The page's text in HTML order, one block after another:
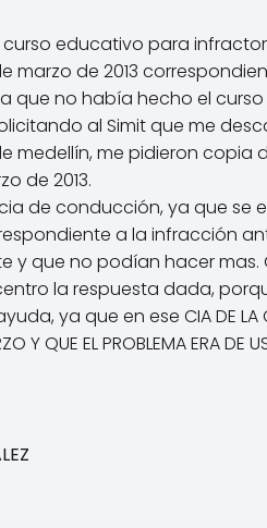
curso educativo para
marzo de 2013
que no había hecho el
al Simit que me
medellín, me pidieron
de 2013.
de conducción, ya que se
a la infracción
y que no podían hacer
la respuesta dada,
ya que en ese CIA DE LA
Y QUE EL PROBLEMA ERA